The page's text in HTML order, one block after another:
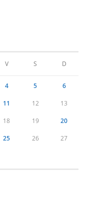
V S D
4 5 6
11 12 13
18 19 20
25 26 27